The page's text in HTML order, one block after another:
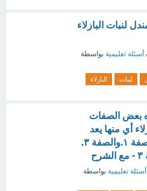
لنبات البازلاء
أسئلة تعليمية بواسطة
لنبات البازلاء
بعض الصفات
أي منها يعد
صفات سائدة ؟ الصفة ١.والصفة ٣.
أسئلة تعليمية بواسطة